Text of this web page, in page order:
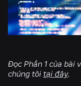
Đọc Phần 1 của bài
chúng tôi tại đây.